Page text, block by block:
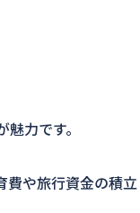
力です。
費や旅行資金の積立